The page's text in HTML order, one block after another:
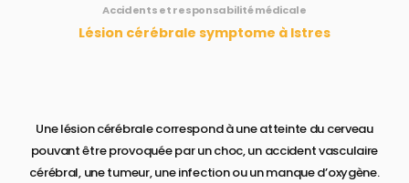
Accidents et responsabilité médicale
Lésion cérébrale symptome à Istres
Une lésion cérébrale correspond à une atteinte du cerveau
pouvant être provoquée par un choc, un accident vasculaire
cérébral, une tumeur, une infection ou un manque d’oxygène.